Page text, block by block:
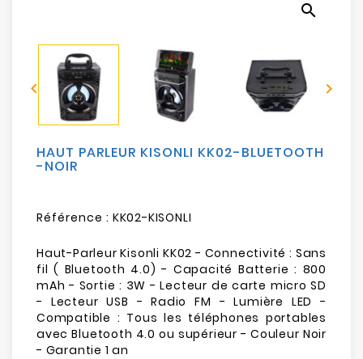
Sécurité
Mobilités
Loisirs
search
 
HAUT PARLEUR KISONLI KK02-BLUETOOTH
-NOIR
Référence : KK02-KISONLI
Haut-Parleur Kisonli KK02 - Connectivité : Sans
fil ( Bluetooth 4.0) - Capacité Batterie : 800
mAh - Sortie : 3W - Lecteur de carte micro SD
- Lecteur USB - Radio FM - Lumière LED -
Compatible : Tous les téléphones portables
avec Bluetooth 4.0 ou supérieur - Couleur Noir
- Garantie 1 an